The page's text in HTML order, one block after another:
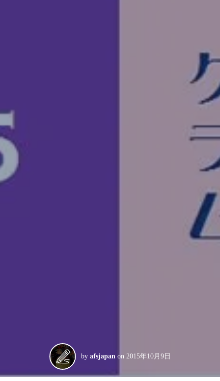
by afsjapan on 2015年10月9日